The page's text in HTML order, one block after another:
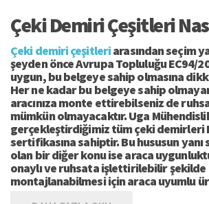
Çeki Demiri Çeşitleri
Çeki demiri çeşitleriarasından seçim
şeyden önce Avrupa Topluluğu EC94/
uygun, bu belgeye sahip olmasına
Her ne kadar bu belgeye sahip
aracınıza monte ettirebilseniz de
mümkün olmayacaktır. Uga
gerçekleştirdiğimiz tüm çeki demirleri
sertifikasına sahiptir. Bu hususun yanı
olan bir diğer konu ise araca
onaylı ve ruhsata işlettirilebilir şekilde
montajlanabilmesi için araca uyumlu